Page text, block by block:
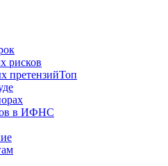
рисков
претензийТоп
в ИФНС